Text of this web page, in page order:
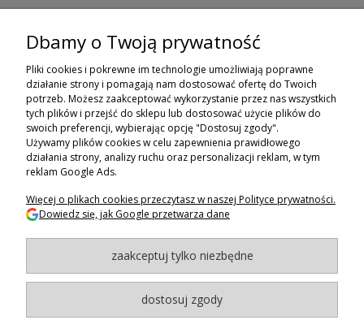
ZAPISZ SIĘ DO NEWSLETTERA
ZAPISZ SIĘ
ZAKUPY
POMOC
MOJE KONTO
BAGAZNIKI.PL- 2024
Dbamy o Twoją prywatność
Pliki cookies i pokrewne im technologie umożliwiają poprawne
działanie strony i pomagają nam dostosować ofertę do Twoich
potrzeb. Możesz zaakceptować wykorzystanie przez nas wszystkich
tych plików i przejść do sklepu lub dostosować użycie plików do
swoich preferencji, wybierając opcję "Dostosuj zgody".
Używamy plików cookies w celu zapewnienia prawidłowego
działania strony, analizy ruchu oraz personalizacji reklam, w tym
reklam Google Ads.
Więcej o plikach cookies przeczytasz w naszej Polityce prywatności.
Dowiedz się, jak Google przetwarza dane
zaakceptuj tylko niezbędne
dostosuj zgody